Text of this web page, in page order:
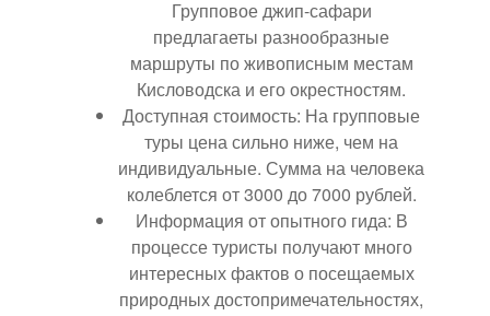
Групповое джип-сафари
предлагаеты разнообразные
маршруты по живописным местам
Кисловодска и его окрестностям.
Доступная стоимость: На групповые
туры цена сильно ниже, чем на
индивидуальные. Сумма на человека
колеблется от 3000 до 7000 рублей.
Информация от опытного гида: В
процессе туристы получают много
интересных фактов о посещаемых
природных достопримечательностях,